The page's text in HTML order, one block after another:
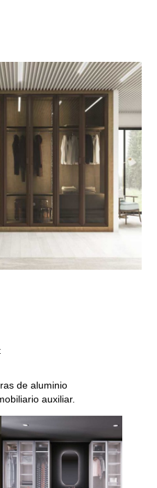
de aluminio
auxiliar.